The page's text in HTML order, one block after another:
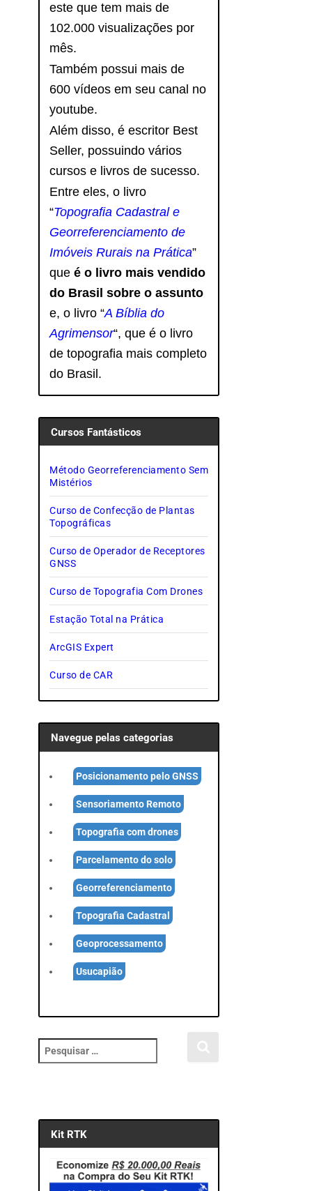
este que tem mais de
102.000 visualizações por
mês.
Também possui mais de
600 vídeos em seu canal no
youtube.
Além disso, é escritor Best
Seller, possuindo vários
cursos e livros de sucesso.
Entre eles, o livro
“Topografia Cadastral e
Georreferenciamento de
Imóveis Rurais na Prática”
queé o livro mais vendido
do Brasil sobre o assunto
e, o livro “A Bíblia do
Agrimensor“, que é o livro
de topografia mais completo
do Brasil.
Cursos Fantásticos
Método Georreferenciamento Sem
Mistérios
Curso de Confecção de Plantas
Topográficas
Curso de Operador de Receptores
GNSS
Curso de Topografia Com Drones
Estação Total na Prática
ArcGIS Expert
Curso de CAR
Navegue pelas categorias
Posicionamento pelo GNSS
Sensoriamento Remoto
Topografia com drones
Parcelamento do solo
Georreferenciamento
Topografia Cadastral
Geoprocessamento
Usucapião
e
i
Kit RTK